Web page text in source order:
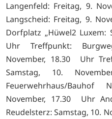
Langenfeld: Freitag, 9.
Langscheid: Freitag, 9.
Dorfplatz „Hüwel2 Luxem:
Uhr Treffpunkt:
November, 18.30 Uhr
Samstag, 10.
Feuerwehrhaus/Bauhof
November, 17.30 Uhr
Reudelsterz: Samstag, 10.